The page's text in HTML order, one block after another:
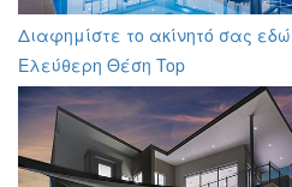
Διαφημίστε το ακίνητό σας εδώ
Ελεύθερη Θέση Top